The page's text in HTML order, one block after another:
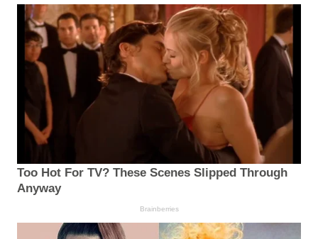
Too Hot For TV? These Scenes Slipped Through
Anyway
Brainberries